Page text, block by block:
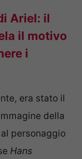
Ariel: il
il motivo
i
era stato il
della
personaggio
Hans